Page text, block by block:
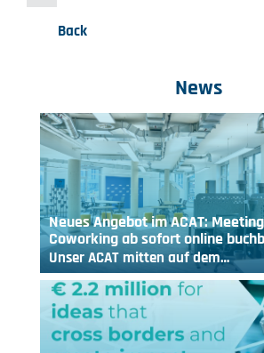
Back
News
Neues Angebot im ACAT:
Coworking ab sofort online
Unser ACAT mitten auf dem…